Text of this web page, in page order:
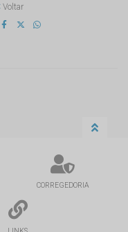
Voltar
CORREGEDORIA